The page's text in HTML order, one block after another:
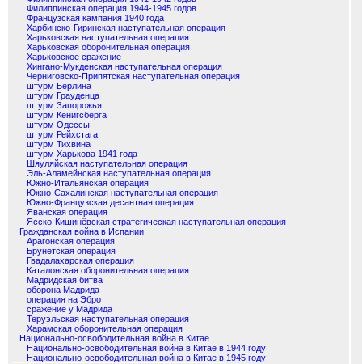
Филиппинская операция 1944-1945 годов
Французская кампания 1940 года
Харбинско-Гиринская наступательная операция
Харьковская наступательная операция
Харьковская оборонительная операция
Харьковское сражение
Хингано-Мукденская наступательная операция
Черниговско-Припятская наступательная операция
штурм Берлина
штурм Грауденца
штурм Запорожья
штурм Кёнигсберга
штурм Одессы
штурм Рейхстага
штурм Тихвина
штурм Харькова 1941 года
Шяуляйская наступательная операция
Эль-Аламейнская наступательная операция
Южно-Итальянская операция
Южно-Сахалинская наступательная операция
Южно-Французская десантная операция
Яванская операция
Ясско-Кишинёвская стратегическая наступательная операция
Гражданская война в Испании
Арагонская операция
Брунетская операция
Гвадалахарская операция
Каталонская оборонительная операция
Мадридская битва
оборона Мадрида
операция на Эбро
сражение у Мадрида
Теруэльская наступательная операция
Харамская оборонительная операция
Национально-освободительная война в Китае
Национально-освободительная война в Китае в 1944 году
Национально-освободительная война в Китае в 1945 году